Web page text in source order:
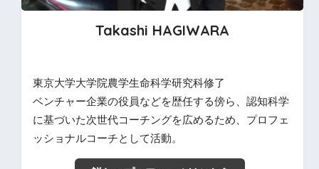
Takashi HAGIWARA
東京大学大学院農学生命科学研究科修了
ベンチャー企業の役員などを歴任する傍ら、認知科学
に基づいた次世代コーチングを広めるため、プロフェ
ッショナルコーチとして活動。